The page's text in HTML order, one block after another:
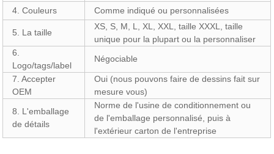
4. Couleurs Comme indiqué ou personnalisées
5. La taille
XS, S, M, L, XL, XXL, taille XXXL, taille
unique pour la plupart ou la personnaliser
6.
Logo/tags/label
Négociable
7. Accepter
OEM
Oui (nous pouvons faire de dessins fait sur
mesure vous)
8. L'emballage
de détails
Norme de l'usine de conditionnement ou
de l'emballage personnalisé, puis à
l'extérieur carton de l'entreprise